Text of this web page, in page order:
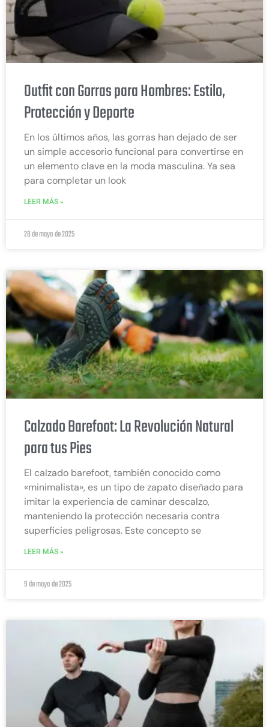
Outfit con Gorras para Hombres: Estilo,
Protección y Deporte
En los últimos años, las gorras han dejado de ser
un simple accesorio funcional para convertirse en
un elemento clave en la moda masculina. Ya sea
para completar un look
LEER MÁS »
28 de mayo de 2025
Calzado Barefoot: La Revolución Natural
para tus Pies
El calzado barefoot, también conocido como
«minimalista», es un tipo de zapato diseñado para
imitar la experiencia de caminar descalzo,
manteniendo la protección necesaria contra
superficies peligrosas. Este concepto se
LEER MÁS »
9 de mayo de 2025